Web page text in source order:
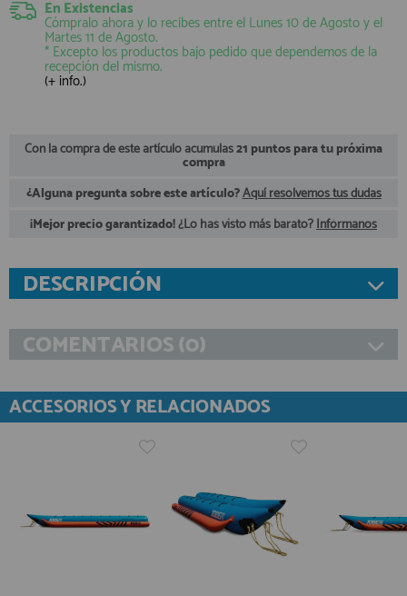
AFILIADOS
HORARIO de TIENDA:
Sábados de 10:00 a 14:00
info@francobordo.com
registro profesional
En Existencias
Cómpralo ahora y lo recibes entre el Lunes 10 de Agostoy el
Martes 11 de Agosto.
* Excepto los productos bajo pedido que dependemos de la
recepción del mismo.
(+ info.)
Con la compra de este artículo acumulas21 puntos para tu próxima
compra
¿Alguna pregunta sobre este artículo?Aquí resolvemos tus dudas
¡Mejor precio garantizado!¿Lo has visto más barato?Infórmanos
DESCRIPCIÓN
COMENTARIOS (0)
ACCESORIOS Y RELACIONADOS